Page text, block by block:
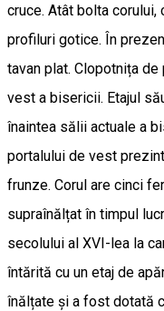
cruce. Atât bolta corului,
profiluri gotice. În
tavan plat. Clopotnița
vest a bisericii. Etajul
înaintea sălii actuale a
portalului de vest
frunze. Corul are cinci
supraînălțat în timpul
secolului al XVI-lea la
întărită cu un etaj de
înălțate și a fost dotată